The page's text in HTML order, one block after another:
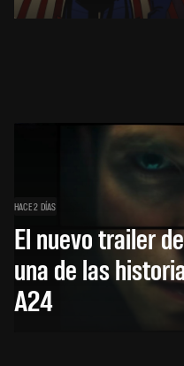
HACE 2 DÍAS
El nuevo trailer
una de las
A24